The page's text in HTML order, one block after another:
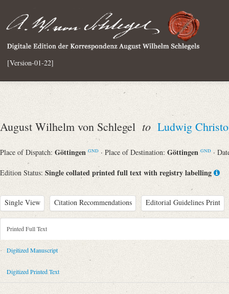
[Version-01-22]
August Wilhelm von Schlegel to Ludwig
Place of Dispatch: Göttingen GND · Place of Destination: Göttingen GND ·
Edition Status: Single collated printed full text with registry labelling
Single View Citation Recommendations Editorial Guidelines Print
Metadata Concerning Header
Sender: August Wilhelm von Schlegel
Recipient: Ludwig Christoph Althof
Place of Dispatch: Göttingen
Place of Destination: Göttingen
Printed Full Text
Digitized Manuscript
Digitized Printed Text